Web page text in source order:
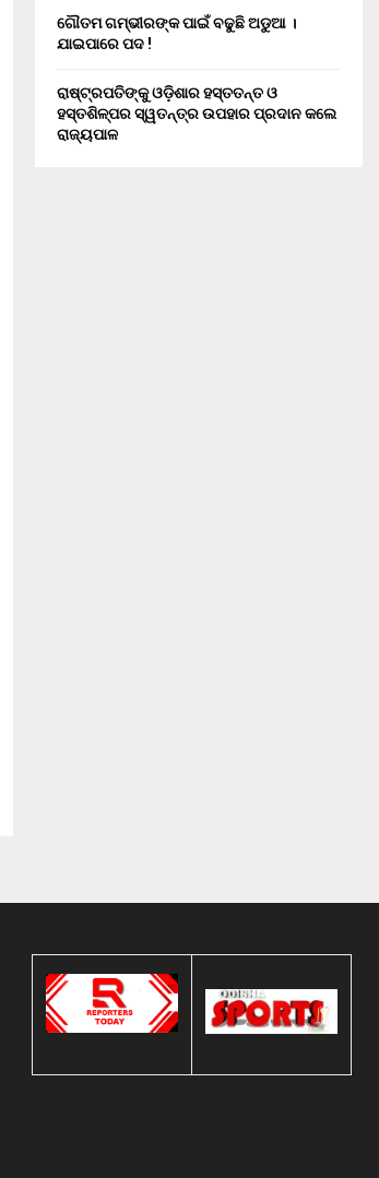
ଗୌତମ ଗମ୍ଭୀରଙ୍କ ପାଇଁ ବଢୁଛି ଅଡୁଆ ।
ଯାଇପାରେ ପଦ !
ରାଷ୍ଟ୍ରପତିଙ୍କୁ ଓଡ଼ିଶାର ହସ୍ତତନ୍ତ ଓ
ହସ୍ତଶିଳ୍ପର ସ୍ୱତନ୍ତ୍ର ଉପହାର ପ୍ରଦାନ କଲେ
ରାଜ୍ୟପାଳ